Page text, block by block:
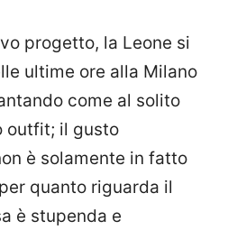
progetto, la Leone si
ultime ore alla Milano
come al solito
outfit; il gusto
è solamente in fatto
quanto riguarda il
è stupenda e